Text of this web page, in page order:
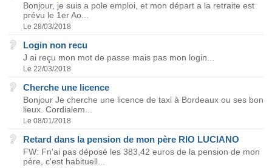
Bonjour, je suis a pole emploi, et mon départ a la retraite est
prévu le 1er Ao...
Le 28/03/2018
Login non recu
J ai reçu mon mot de passe mais pas mon login...
Le 22/03/2018
Cherche une licence
Bonjour Je cherche une licence de taxi à Bordeaux ou ses bon
lieux. Cordialem...
Le 08/01/2018
Retard dans la pension de mon père RIO LUCIANO
FW: Fn'ai pas déposé les 383,42 euros de la pension de mon
père, c'est habituell...